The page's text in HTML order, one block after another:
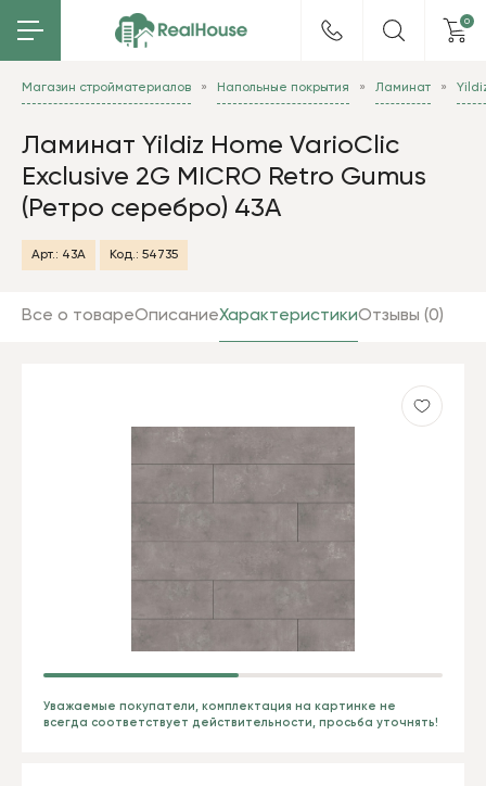
0
Магазин стройматериалов Напольные покрытия Ламинат
Ламинат Yildiz Home VarioClic
Exclusive 2G MICRO Retro Gumus
(Ретро серебро) 43А
Арт.: 43А Код.: 54735
Все о товареОписаниеХарактеристикиОтзывы (0)
Уважаемые покупатели, комплектация на картинке не
всегда соответствует действительности, просьба уточнять!